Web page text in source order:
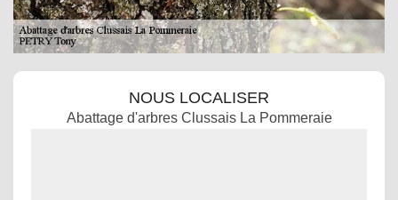
NOUS LOCALISER
Abattage d'arbres Clussais La Pommeraie